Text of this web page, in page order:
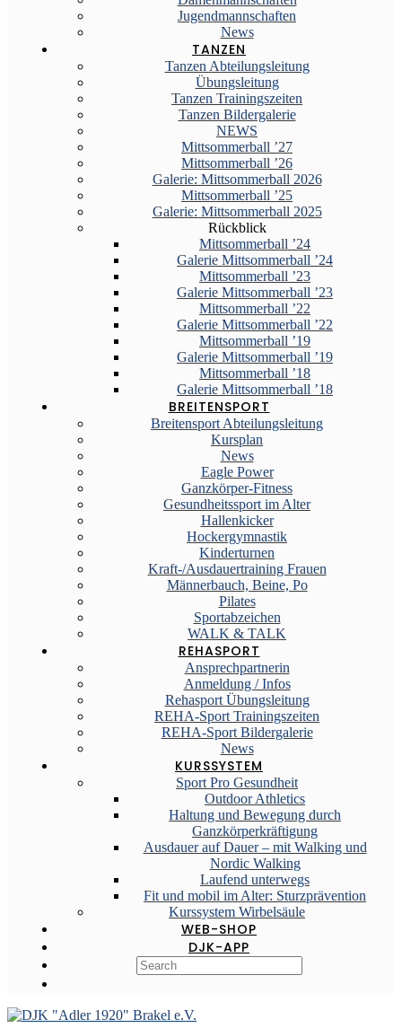
Jugendmannschaften
News
TANZEN
Tanzen Abteilungsleitung
Übungsleitung
Tanzen Trainingszeiten
Tanzen Bildergalerie
NEWS
Mittsommerball ’27
Mittsommerball ’26
Galerie: Mittsommerball 2026
Mittsommerball ’25
Galerie: Mittsommerball 2025
Rückblick
Mittsommerball ’24
Galerie Mittsommerball ’24
Mittsommerball ’23
Galerie Mittsommerball ’23
Mittsommerball ’22
Galerie Mittsommerball ’22
Mittsommerball ’19
Galerie Mittsommerball ’19
Mittsommerball ’18
Galerie Mittsommerball ’18
BREITENSPORT
Breitensport Abteilungsleitung
Kursplan
News
Eagle Power
Ganzkörper-Fitness
Gesundheitssport im Alter
Hallenkicker
Hockergymnastik
Kinderturnen
Kraft-/Ausdauertraining Frauen
Männerbauch, Beine, Po
Pilates
Sportabzeichen
WALK & TALK
REHASPORT
Ansprechpartnerin
Anmeldung / Infos
Rehasport Übungsleitung
REHA-Sport Trainingszeiten
REHA-Sport Bildergalerie
News
KURSSYSTEM
Sport Pro Gesundheit
Outdoor Athletics
Haltung und Bewegung durch
Ganzkörperkräftigung
Ausdauer auf Dauer – mit Walking und
Nordic Walking
Laufend unterwegs
Fit und mobil im Alter: Sturzprävention
Kurssystem Wirbelsäule
WEB-SHOP
DJK-APP